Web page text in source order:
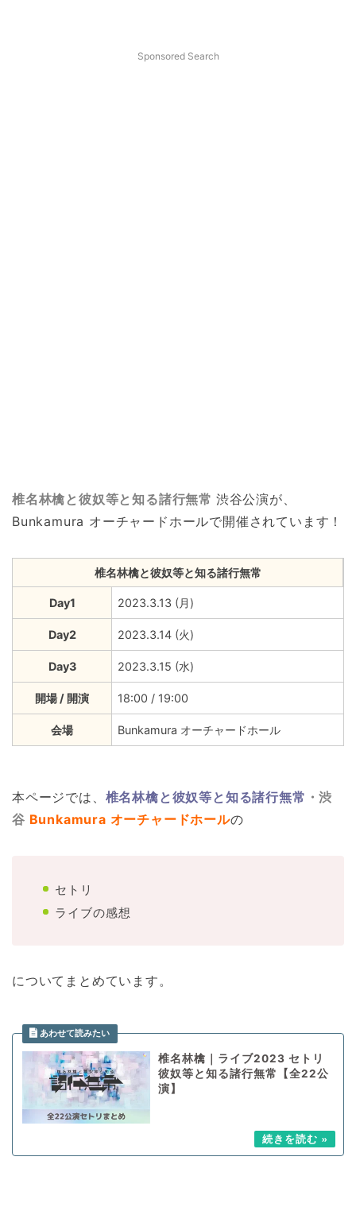
Sponsored Search
椎名林檎と彼奴等と知る諸行無常 渋谷公演が、
Bunkamura オーチャードホールで開催されています！
椎名林檎と彼奴等と知る諸行無常
Day1 2023.3.13 (月)
Day2 2023.3.14 (火)
Day3 2023.3.15 (水)
開場 / 開演 18:00 / 19:00
会場 Bunkamura オーチャードホール
本ページでは、 椎名林檎と彼奴等と知る諸行無常 ・渋
谷 Bunkamura オーチャードホールの
セトリ
ライブの感想
についてまとめています。
椎名林檎｜ライブ2023 セトリ
彼奴等と知る諸行無常【全22公
演】